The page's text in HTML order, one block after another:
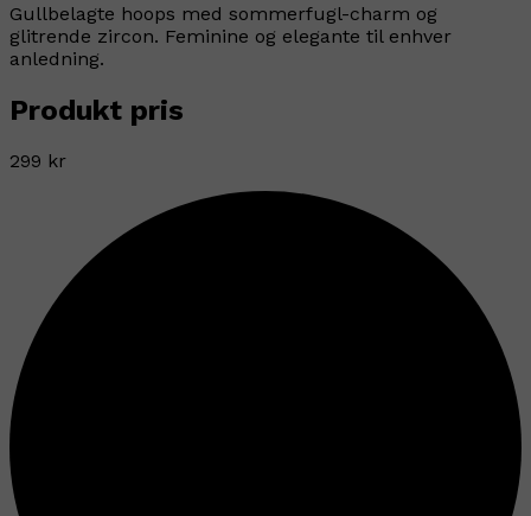
Gullbelagte hoops med sommerfugl-charm og
glitrende zircon. Feminine og elegante til enhver
anledning.
Produkt pris
299 kr